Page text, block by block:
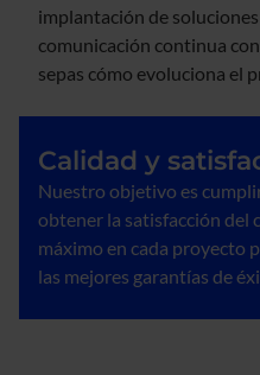
implantación de
comunicación continua
sepas cómo evoluciona el
Calidad y
Nuestro objetivo es
obtener la satisfacción del
máximo en cada proyecto
las mejores garantías de